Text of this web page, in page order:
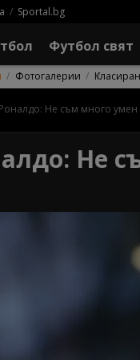
Sportal.bg
Футбол свят
Фотогалерии
Не съм много умен
Не